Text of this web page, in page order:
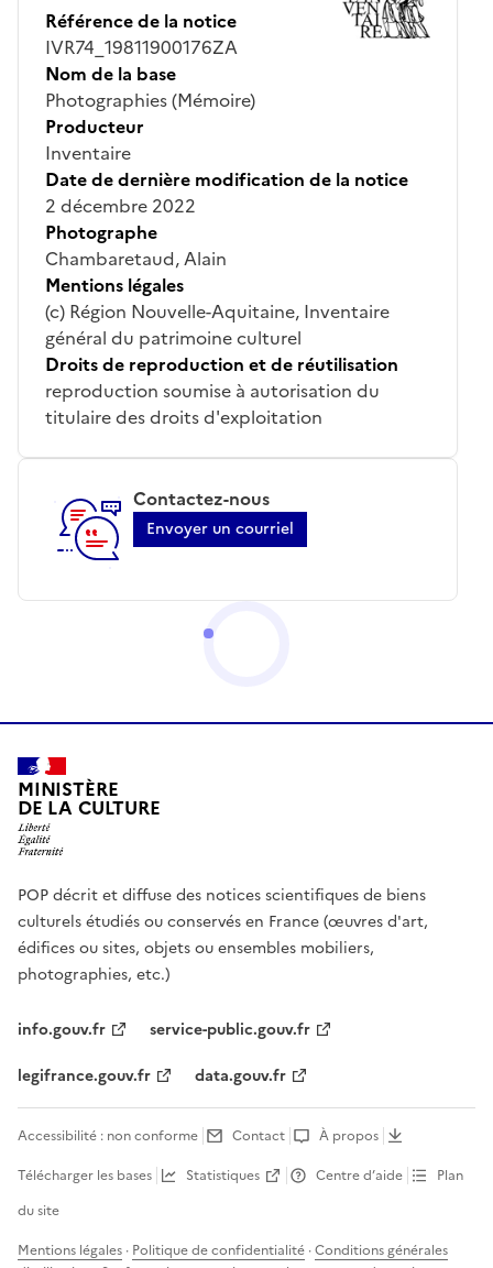
Référence de la notice
IVR74_19811900176ZA
Nom de la base
Photographies (Mémoire)
Producteur
Inventaire
Date de dernière modification de la notice
2 décembre 2022
Photographe
Chambaretaud, Alain
Mentions légales
(c) Région Nouvelle-Aquitaine, Inventaire
général du patrimoine culturel
Droits de reproduction et de réutilisation
reproduction soumise à autorisation du
titulaire des droits d'exploitation
Contactez-nous
Envoyer un courriel
MINISTÈRE
DE LA CULTURE
POP décrit et diffuse des notices scientifiques de biens
culturels étudiés ou conservés en France (œuvres d'art,
édifices ou sites, objets ou ensembles mobiliers,
photographies, etc.)
info.gouv.fr
service-public.gouv.fr
legifrance.gouv.fr
data.gouv.fr
Accessibilité : non conforme Contact
À propos
Télécharger les bases
Statistiques Centre d’aide
Plan
du site
Mentions légales · Politique de confidentialité ·Conditions générales